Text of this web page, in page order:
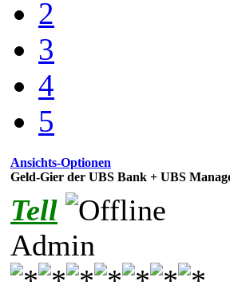
2
3
4
5
Ansichts-Optionen
Geld-Gier der UBS Bank + UBS
Tell
Admin